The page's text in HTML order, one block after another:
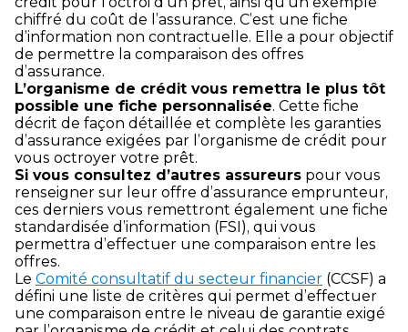
chiffré du coût de l’assurance. C’est une fiche
d’information non contractuelle. Elle a pour objectif
de permettre la comparaison des offres
d’assurance.
L’organisme de crédit vous remettra le plus tôt
possible une fiche personnalisée. Cette fiche
décrit de façon détaillée et complète les garanties
d’assurance exigées par l’organisme de crédit pour
vous octroyer votre prêt.
Si vous consultez d’autres assureurs pour vous
renseigner sur leur offre d’assurance emprunteur,
ces derniers vous remettront également une fiche
standardisée d’information (FSI), qui vous
permettra d’effectuer une comparaison entre les
offres.
Le Comité consultatif du secteur financier (CCSF) a
défini une liste de critères qui permet d’effectuer
une comparaison entre le niveau de garantie exigé